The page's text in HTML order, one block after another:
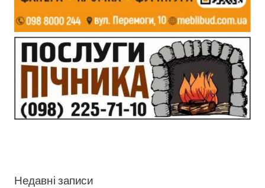
Недавні записи